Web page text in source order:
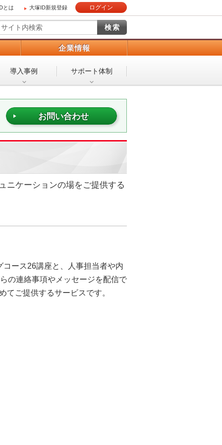
とは 大塚ID新規登録 ログイン
企業情報
導入事例 サポート体制
お問い合わせ
ニケーションの場をご提供する
ース26講座と、人事担当者や内
の連絡事項やメッセージを配信で
てご提供するサービスです。